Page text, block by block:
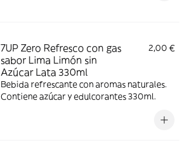
7UP Zero Refresco con gas
sabor Lima Limón sin
Azúcar Lata 330ml
2,00 €
Bebida refrescante con aromas naturales.
Contiene azúcar y edulcorantes 330ml.